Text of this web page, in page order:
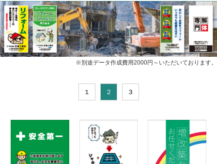
※別途データ作成費用2000円～いただいております。
１ ２ ３